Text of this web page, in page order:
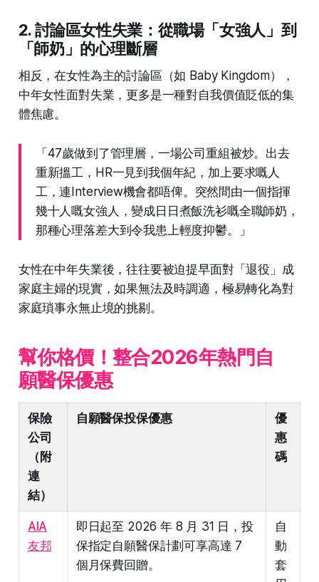
2. 討論區女性失業：從職場「女強人」到
「師奶」的心理斷層
相反，在女性為主的討論區（如 Baby Kingdom），
中年女性面對失業，更多是一種對自我價值貶低的集
體焦慮。
「47歲做到了管理層，一場公司重組被炒。出去
重新搵工，HR一見到我個年紀，加上要求嘅人
工，連Interview機會都唔俾。突然間由一個指揮
幾十人嘅女強人，變成日日煮飯洗衫嘅全職師奶，
那種心理落差大到令我患上輕度抑鬱。」
女性在中年失業後，往往要被迫提早面對「退役」成
家庭主婦的現實，如果無法及時調適，極易轉化為對
家庭瑣事永無止境的挑剔。
幫你格價！整合2026年熱門自
願醫保優惠
保險
公司
（附
連
結）
自願醫保投保優惠
優
惠
碼
AIA
友邦
即日起至 2026 年 8 月 31 日，投
保指定自願醫保計劃可享高達 7
個月保費回贈。
自
動
套